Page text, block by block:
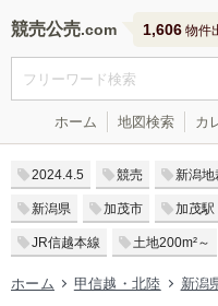
競売公売 1,606 物件
ホーム 地図検索 カ
2024.4.5 競売 新潟地
新潟県 加茂市 加茂駅
JR信越本線 土地200m²～
ホーム 甲信越・北陸 新潟